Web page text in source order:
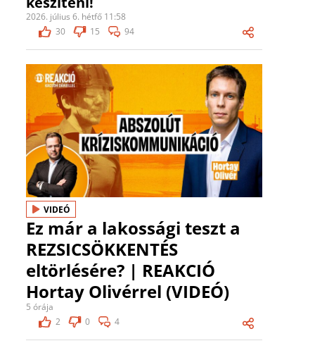
2026. július 6. hétfő 11:58
30
15 94
VIDEÓ
Ez már a lakossági teszt a
REZSICSÖKKENTÉS
eltörlésére? | REAKCIÓ
Hortay Olivérrel (VIDEÓ)
5 órája
2
0 4